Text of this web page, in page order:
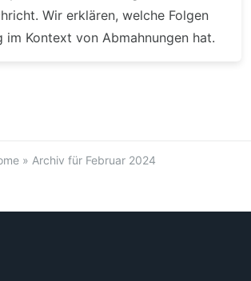
Wir erklären, welche Folgen
im Kontext von Abmahnungen hat.
» Archiv für Februar 2024